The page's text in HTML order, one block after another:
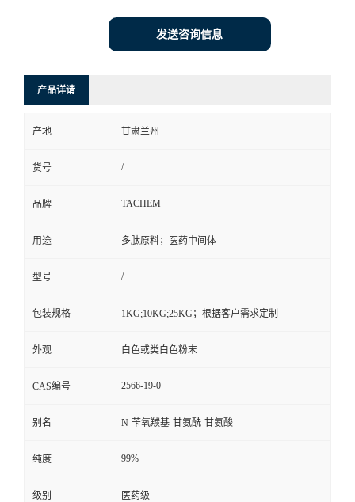
发送咨询信息
产品详请
产地 甘肃兰州
货号 /
品牌 TACHEM
用途 多肽原料；医药中间体
型号 /
包装规格 1KG;10KG;25KG；根据客户需求定制
外观 白色或类白色粉末
CAS编号 2566-19-0
别名 N-苄氧羰基-甘氨酰-甘氨酸
纯度 99%
级别 医药级